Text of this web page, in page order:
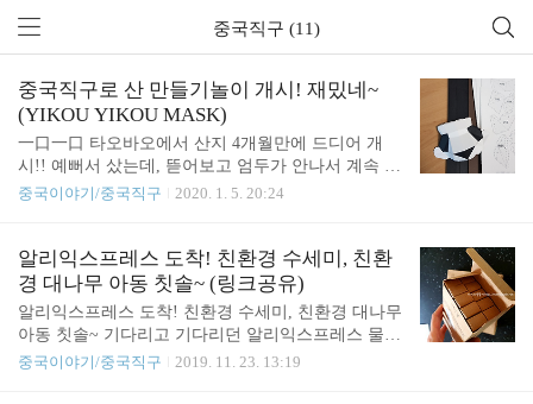
중국직구 (11)
중국직구로 산 만들기놀이 개시! 재밌네~
(YIKOU YIKOU MASK)
一口一口 타오바오에서 산지 4개월만에 드디어 개
시!! 예뻐서 샀는데, 뜯어보고 엄두가 안나서 계속 미
뤄두었다. 오 재밌어ㅎㅎㅎ 잡생각 안나고, 아무소리
에 이거 만들었지만 넘 재밌다~~ 종이조각 피스가 무
려 100개가 훨 넘는다. 일일히 잘라서 송곳으로 긁고
접어서 부착하기! 그래도 틈날때마다 하니까 시간 순
삭! 종류는 A版(A타입)과 B版(B타입)이 있는데 기본
적으로 하는 방법은 같고, 접는 방법이 달라요. ----
선과 -ㅡ-ㅡ 선을 안쪽으로 접느냐, 바깥쪽으로 접느
중국이야기/중국직구 2020. 1. 5. 20:24
알리익스프레스 도착! 친환경 수세미, 친환
경 대나무 아동 칫솔~ (링크공유)
알리익스프레스 도착! 친환경 수세미, 친환경 대나무
아동 칫솔~ 기다리고 기다리던 알리익스프레스 물건
이 도착했지요. (지난포스팅▼) 알리익스프레스, 이
중국이야기/중국직구 2019. 11. 23. 13:19